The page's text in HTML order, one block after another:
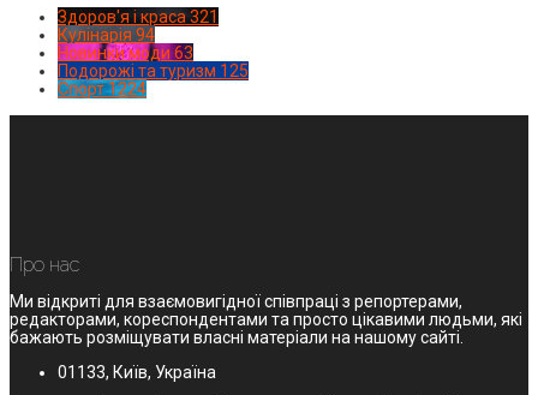
Здоров'я і краса 321
Кулінарія 94
Новинки моди 63
Подорожі та туризм 125
Спорт1224
Про нас
Ми відкриті для взаємовигідної співпраці з репортерами,
редакторами, кореспондентами та просто цікавими людьми, які
бажають розміщувати власні матеріали на нашому сайті.
01133, Київ, Україна